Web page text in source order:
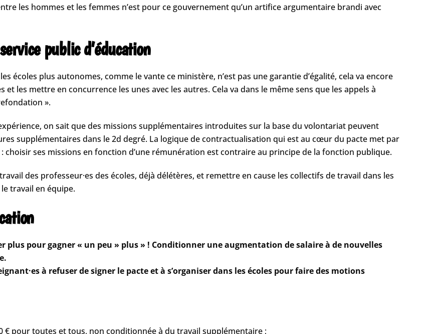
les hommes et les femmes n’est pour ce gouvernement qu’un artifice argumentaire brandi avec
public d’éducation
écoles plus autonomes, comme le vante ce ministère, n’est pas une garantie d’égalité, cela va encore
les mettre en concurrence les unes avec les autres. Cela va dans le même sens que les appels à
».
on sait que des missions supplémentaires introduites sur la base du volontariat peuvent
supplémentaires dans le 2d degré. La logique de contractualisation qui est au cœur du pacte met par
ses missions en fonction d’une rémunération est contraire au principe de la fonction publique.
des professeur·es des écoles, déjà délétères, et remettre en cause les collectifs de travail dans les
travail en équipe.
plus pour gagner « un peu » plus » ! Conditionner une augmentation de salaire à de nouvelles
à refuser de signer le pacte et à s’organiser dans les écoles pour faire des motions
€ pour toutes et tous, non conditionnée à du travail supplémentaire ;